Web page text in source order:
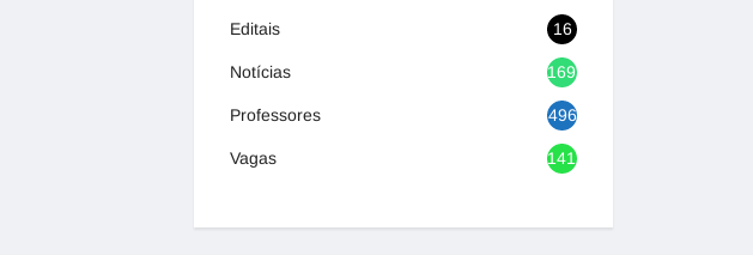
Editais 16
Notícias 1692
Professores 496
Vagas 1417